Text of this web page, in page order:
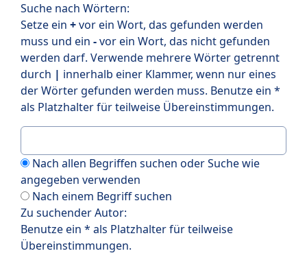
Suche nach Wörtern:
Setze ein +vor ein Wort, das gefunden werden
muss und ein -vor ein Wort, das nicht gefunden
werden darf. Verwende mehrere Wörter getrennt
durch | innerhalb einer Klammer, wenn nur eines
der Wörter gefunden werden muss. Benutze ein *
als Platzhalter für teilweise Übereinstimmungen.
Nach allen Begriffen suchen oder Suche wie
angegeben verwenden
Nach einem Begriff suchen
Zu suchender Autor:
Benutze ein * als Platzhalter für teilweise
Übereinstimmungen.